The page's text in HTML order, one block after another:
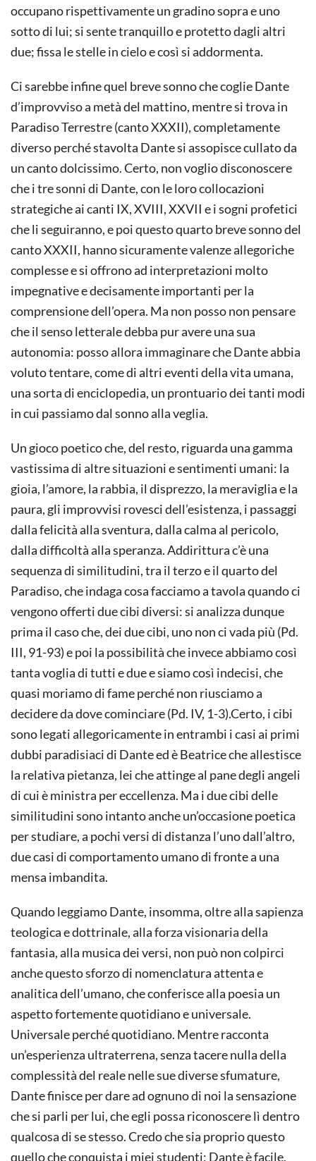
occupano rispettivamente un gradino sopra e uno
sotto di lui; si sente tranquillo e protetto dagli altri
due; fissa le stelle in cielo e così si addormenta.
Ci sarebbe infine quel breve sonno che coglie Dante
d’improvviso a metà del mattino, mentre si trova in
Paradiso Terrestre (canto XXXII), completamente
diverso perché stavolta Dante si assopisce cullato da
un canto dolcissimo. Certo, non voglio disconoscere
che i tre sonni di Dante, con le loro collocazioni
strategiche ai canti IX, XVIII, XXVII e i sogni profetici
che li seguiranno, e poi questo quarto breve sonno del
canto XXXII, hanno sicuramente valenze allegoriche
complesse e si offrono ad interpretazioni molto
impegnative e decisamente importanti per la
comprensione dell’opera. Ma non posso non pensare
che il senso letterale debba pur avere una sua
autonomia: posso allora immaginare che Dante abbia
voluto tentare, come di altri eventi della vita umana,
una sorta di enciclopedia, un prontuario dei tanti modi
in cui passiamo dal sonno alla veglia.
Un gioco poetico che, del resto, riguarda una gamma
vastissima di altre situazioni e sentimenti umani: la
gioia, l’amore, la rabbia, il disprezzo, la meraviglia e la
paura, gli improvvisi rovesci dell’esistenza, i passaggi
dalla felicità alla sventura, dalla calma al pericolo,
dalla difficoltà alla speranza. Addirittura c’è una
sequenza di similitudini, tra il terzo e il quarto del
Paradiso, che indaga cosa facciamo a tavola quando ci
vengono offerti due cibi diversi: si analizza dunque
prima il caso che, dei due cibi, uno non ci vada più (Pd.
III, 91-93) e poi la possibilità che invece abbiamo così
tanta voglia di tutti e due e siamo così indecisi, che
quasi moriamo di fame perché non riusciamo a
decidere da dove cominciare (Pd. IV, 1-3).Certo, i cibi
sono legati allegoricamente in entrambi i casi ai primi
dubbi paradisiaci di Dante ed è Beatrice che allestisce
la relativa pietanza, lei che attinge al pane degli angeli
di cui è ministra per eccellenza. Ma i due cibi delle
similitudini sono intanto anche un’occasione poetica
per studiare, a pochi versi di distanza l’uno dall’altro,
due casi di comportamento umano di fronte a una
mensa imbandita.
Quando leggiamo Dante, insomma, oltre alla sapienza
teologica e dottrinale, alla forza visionaria della
fantasia, alla musica dei versi, non può non colpirci
anche questo sforzo di nomenclatura attenta e
analitica dell’umano, che conferisce alla poesia un
aspetto fortemente quotidiano e universale.
Universale perché quotidiano. Mentre racconta
un’esperienza ultraterrena, senza tacere nulla della
complessità del reale nelle sue diverse sfumature,
Dante finisce per dare ad ognuno di noi la sensazione
che si parli per lui, che egli possa riconoscere lì dentro
qualcosa di se stesso. Credo che sia proprio questo
quello che conquista i miei studenti: Dante è facile,